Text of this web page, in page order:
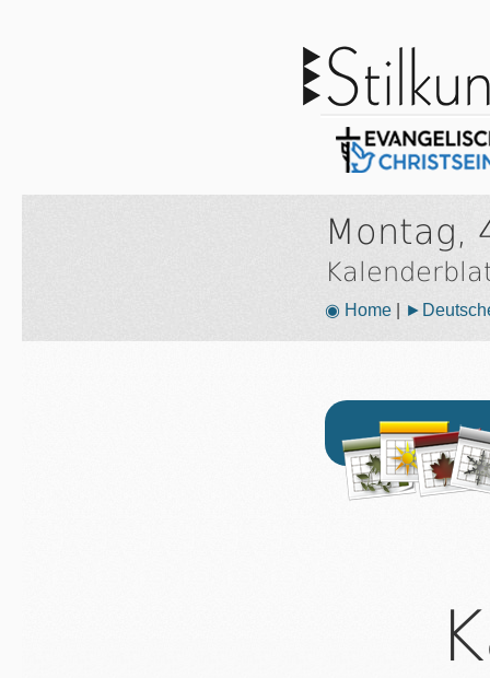
Montag,
◉ Home|